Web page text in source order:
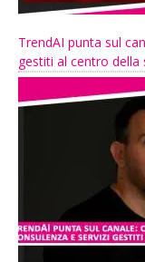
TrendAI punta sul
gestiti al centro della